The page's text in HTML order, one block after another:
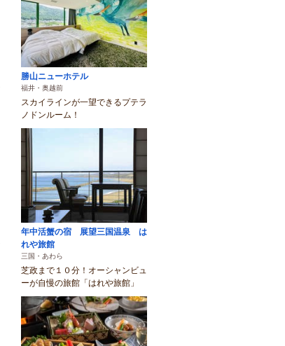
勝山ニューホテル
福井・奥越前
スカイラインが一望できるプテラ
ノドンルーム！
年中活蟹の宿 展望三国温泉 は
れや旅館
三国・あわら
芝政まで１０分！オーシャンビュ
ーが自慢の旅館「はれや旅館」